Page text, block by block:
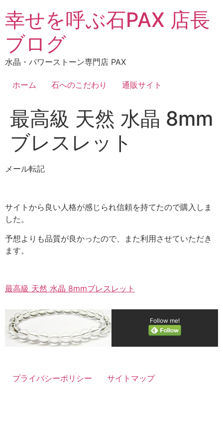
ン
ン
に
幸せを呼ぶ石PAX 店長
ブログ
水晶・パワーストーン専門店 PAX
ホーム 石へのこだわり 通販サイト
最高級 天然 水晶 8mm
ブレスレット
メール転記
サイトから良い人格が感じられ信頼を持てたので購入しま
した。
予想よりも品質が良かったので、また利用させていただき
ます。
最高級 天然 水晶 8mmブレスレット
Follow me!
プライバシーポリシー サイトマップ